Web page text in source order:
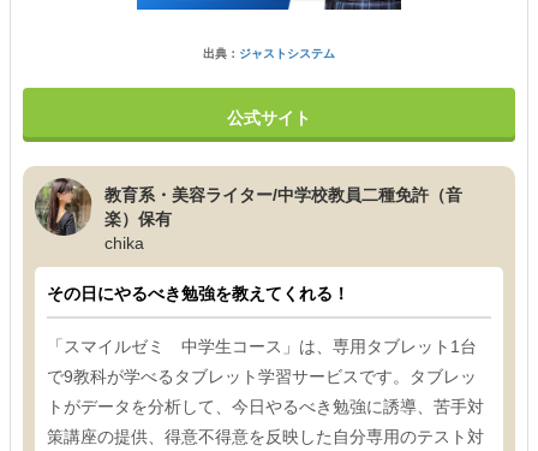
出典： ジャストシステム
公式サイト
教育系・美容ライター/中学校教員二種免許（音
楽）保有
chika
その日にやるべき勉強を教えてくれる！
「スマイルゼミ 中学生コース」は、専用タブレット1台
で9教科が学べるタブレット学習サービスです。タブレッ
トがデータを分析して、今日やるべき勉強に誘導、苦手対
策講座の提供、得意不得意を反映した自分専用のテスト対